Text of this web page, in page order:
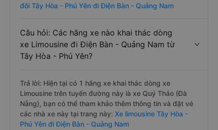
đôi Tây Hòa - Phú Yên đi Điện Bàn - Quảng Nam
Câu hỏi: Các hãng xe nào khai thác dòng
xe Limousine đi Điện Bàn - Quảng Nam từ
Tây Hòa - Phú Yên?
Trả lời: Hiện tại có 1 hãng xe khai thác dòng xe
Limousine trên tuyến đường này là xe Quý Thảo (Đà
Nẵng), bạn có thể tham khảo thêm thông tin và đặt vé
các nhà xe này tại trang này: Xe limousine Tây Hòa -
Phú Yên đi Điện Bàn - Quảng Nam